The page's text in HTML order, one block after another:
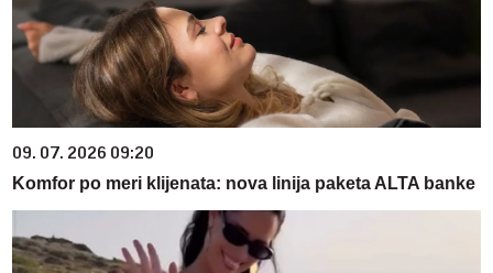
09. 07. 2026 09:20
Komfor po meri klijenata: nova linija paketa ALTA banke